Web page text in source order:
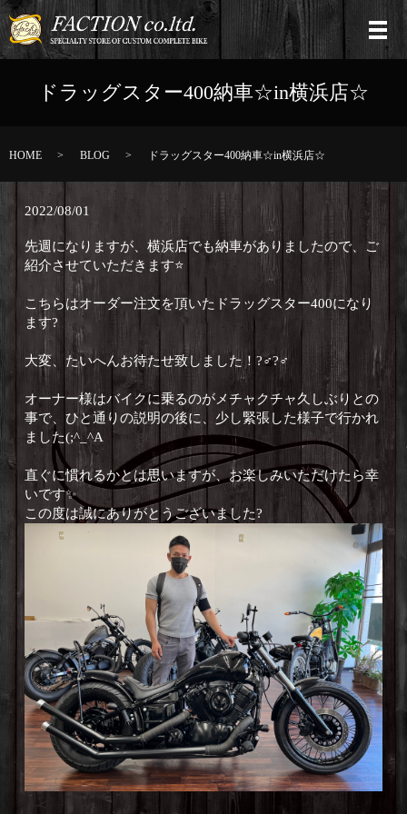
ドラッグスター400納車☆in横浜店☆
HOME BLOG ドラッグスター400納車☆in横浜店☆
2022/08/01
先週になりますが、横浜店でも納車がありましたので、ご
紹介させていただきます⭐️
こちらはオーダー注文を頂いたドラッグスター400になり
ます?
大変、たいへんお待たせ致しました！?‍♂️?‍♂️
オーナー様はバイクに乗るのがメチャクチャ久しぶりとの
事で、ひと通りの説明の後に、少し緊張した様子で行かれ
ました(;^_^A
直ぐに慣れるかとは思いますが、お楽しみいただけたら幸
いです✨
この度は誠にありがとうございました?